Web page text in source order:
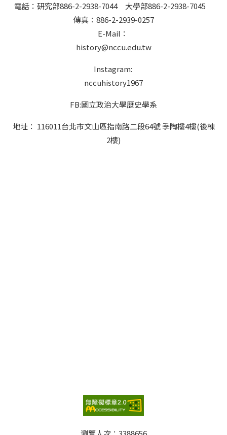
電話：研究部886-2-2938-7044 大學部886-2-2938-7045
傳真：886-2-2939-0257
E-Mail：
history@nccu.edu.tw
Instagram:
nccuhistory1967
FB:國立政治大學歷史學系
地址： 116011台北市文山區指南路二段64號 季陶樓4樓(後棟
2樓)